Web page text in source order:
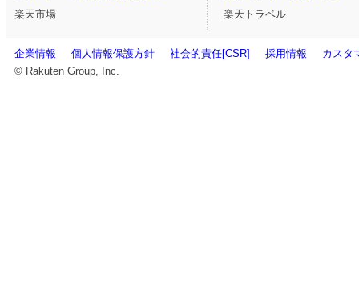
楽天市場
楽天トラベル
企業情報 個人情報保護方針 社会的責任[CSR] 採用情報
カスタ
© Rakuten Group, Inc.